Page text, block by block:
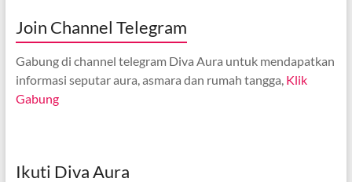
Join Channel Telegram
Gabung di channel telegram Diva Aura untuk mendapatkan
informasi seputar aura, asmara dan rumah tangga, Klik
Gabung
Ikuti Diva Aura